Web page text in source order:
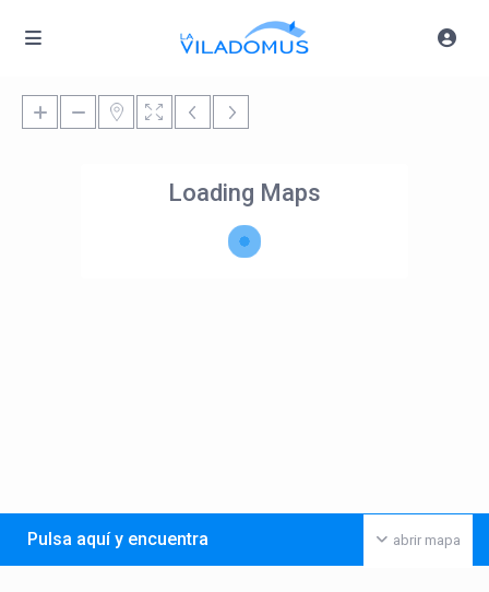
Loading Maps
abrir mapa
Pulsa aquí y encuentra